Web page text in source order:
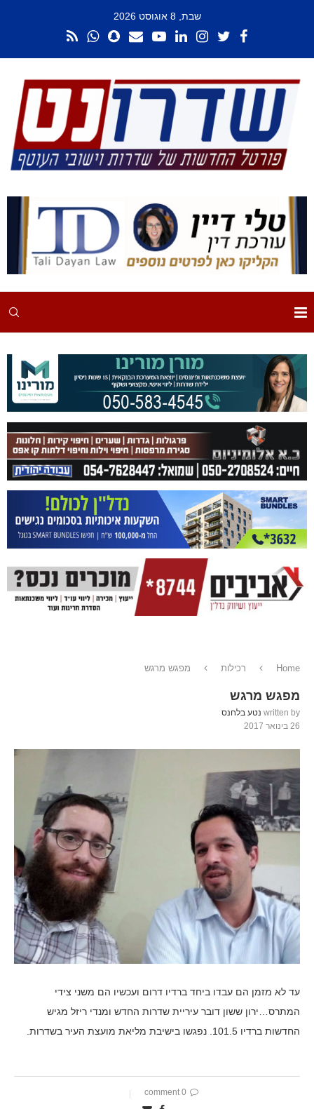
שבת, 8 אוגוסט 2026
Home רכילות מפגש מרגש
מפגש מרגש
written by נטע בלחנס
26 בינואר 2017
עד לא מזמן הם עבדו ביחד ברדיו דרום ועכשיו הם משני צידי
המתרס…ירון ששון דובר עיריית שדרות החדש ומנדי ריזל מגיש
החדשות ברדיו 101.5. נפגשו בישיבת מליאת מועצת העיר בשדרות.
0 comment